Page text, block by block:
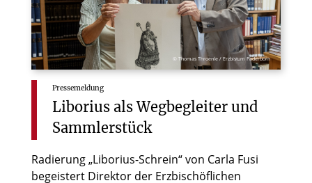
© Thomas Throenle / Erzbistum Paderborn
Pressemeldung
Liborius als Wegbegleiter und
Sammlerstück
Radierung „Liborius-Schrein“ von Carla Fusi
begeistert Direktor der Erzbischöflichen